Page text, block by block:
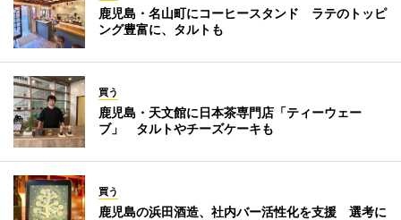
鹿児島・名山町にコーヒースタンド ラテのトッピ
ング豊富に、タルトも
買う
鹿児島・天文館に日本茶専門店「ティーウェー
ブ」 タルトやチーズケーキも
買う
鹿児島の浜田酒造、社内バー活性化を支援 選考に